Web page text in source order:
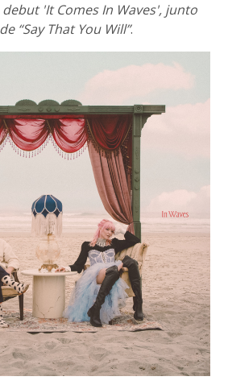
'It Comes In Waves', junto
“Say That You Will”.